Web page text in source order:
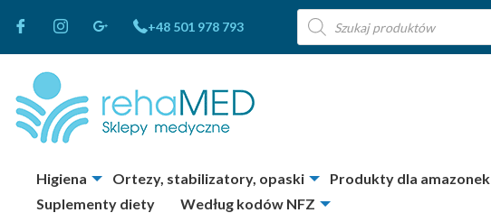
+48 501 978 793
Wyszukiwarka
produktów
Higiena Ortezy, stabilizatory, opaski Produkty dla amazonek
Suplementy diety
Według kodów NFZ